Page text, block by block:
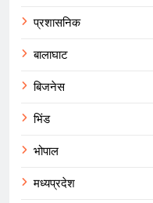
प्रशासनिक
बालाघाट
बिजनेस
भिंड
भोपाल
मध्यप्रदेश